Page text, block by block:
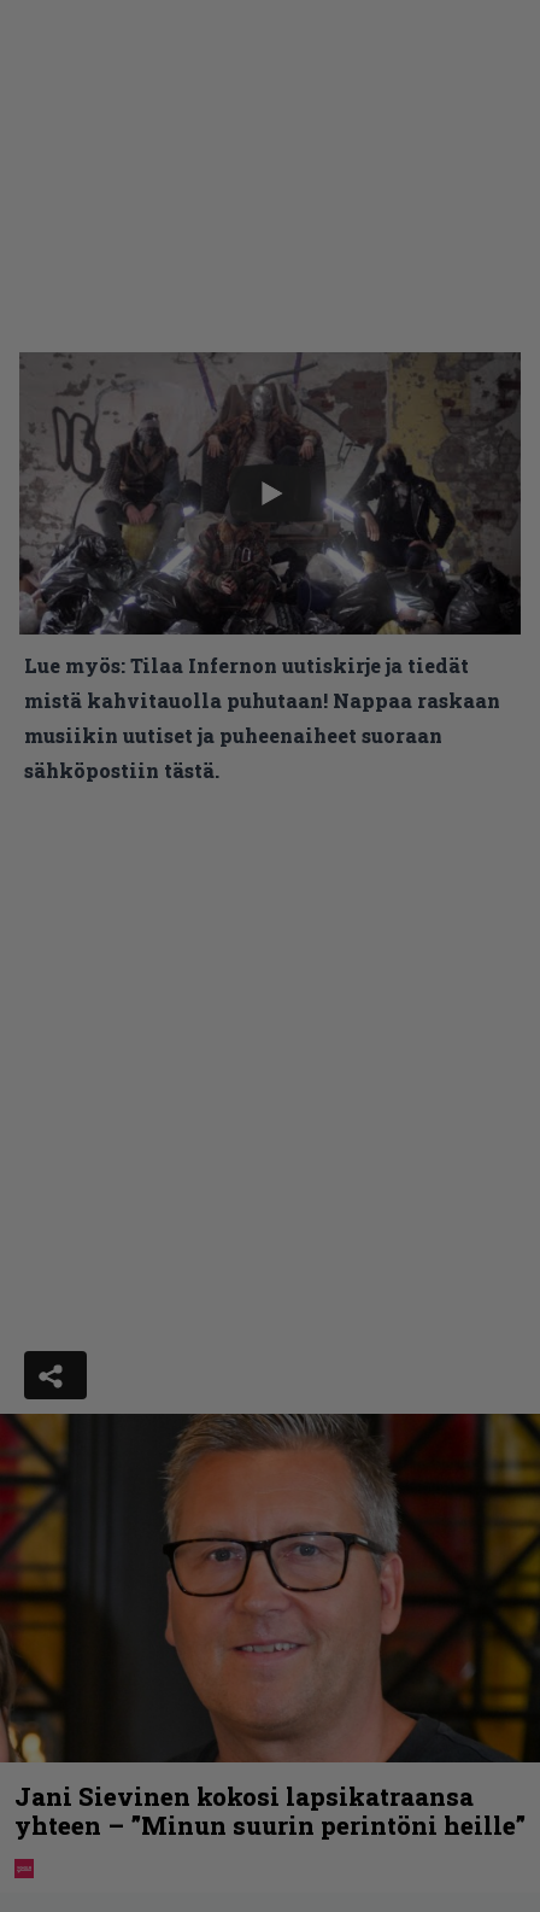
Lue myös:Tilaa Infernon uutiskirje ja tiedät
mistä kahvitauolla puhutaan! Nappaa raskaan
musiikin uutiset ja puheenaiheet suoraan
sähköpostiin tästä.
Jani Sievinen kokosi lapsikatraansa
yhteen – ”Minun suurin perintöni heille”